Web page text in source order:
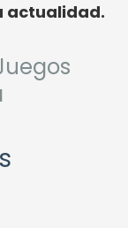
actualidad.